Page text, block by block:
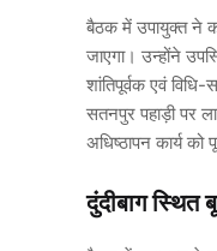
बैठक में उपायुक्त ने
जाएगा। उन्होंने
शांतिपूर्वक एवं
सतनपुर पहाड़ी पर
अधिष्ठापन कार्य
दुंदीबाग स्थित